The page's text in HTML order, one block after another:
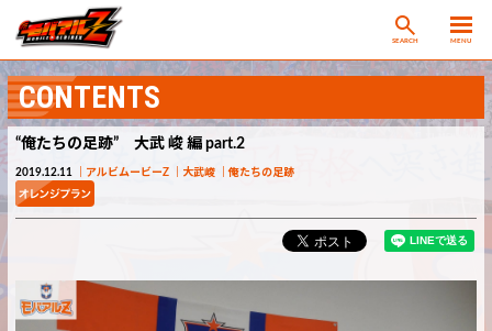
SEARCH MENU
CONTENTS
“俺たちの足跡” 大武 峻 編 part.2
2019.12.11 アルビムービーZ 大武峻 俺たちの足跡